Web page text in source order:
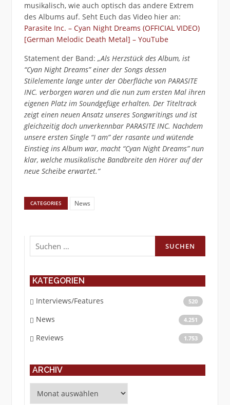
musikalisch, wie auch optisch das andere Extrem
des Albums auf. Seht Euch das Video hier an:
Parasite Inc. – Cyan Night Dreams (OFFICIAL VIDEO)
[German Melodic Death Metal] – YouTube
Statement der Band: „Als Herzstück des Album, ist
“Cyan Night Dreams” einer der Songs dessen
Stilelemente lange unter der Oberfläche von PARASITE
INC. verborgen waren und die nun zum ersten Mal ihren
eigenen Platz im Soundgefüge erhalten. Der Titeltrack
zeigt einen neuen Ansatz unseres Songwritings und ist
gleichzeitig doch unverkennbar PARASITE INC. Nachdem
unsere ersten Single “I am” der rasante und wütende
Einstieg ins Album war, macht “Cyan Night Dreams” nun
klar, welche musikalische Bandbreite den Hörer auf der
neue Scheibe erwartet.“
CATEGORIES News
Suchen
nach:
KATEGORIEN
Interviews/Features 520
News 4.251
Reviews 1.753
ARCHIV